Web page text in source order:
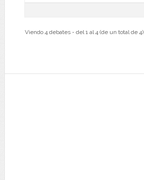
Viendo 4 debates - del 1 al 4 (de un total de 4)